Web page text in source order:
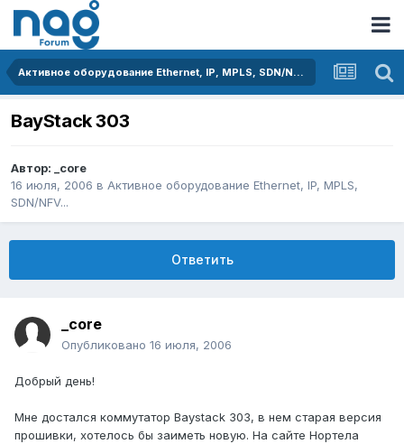
Активное оборудование Ethernet, IP, MPLS, SDN/NFV...
BayStack 303
Автор: _core
16 июля, 2006 в Активное оборудование Ethernet, IP, MPLS,
SDN/NFV...
Ответить
_core
Опубликовано 16 июля, 2006
Добрый день!
Мне достался коммутатор Baystack 303, в нем старая версия
прошивки, хотелось бы заиметь новую. На сайте Нортела